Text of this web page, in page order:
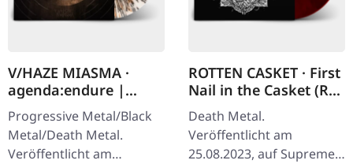
V/HAZE MIASMA ·
agenda:endure |
SPLATTER LP
Progressive Metal/Black
Metal/Death Metal.
Veröffentlicht am
ROTTEN CASKET · First
Nail in the Casket (Re-
Release) | RED/BLACK
LP
Death Metal.
Veröffentlicht am
25.08.2023, auf Supreme